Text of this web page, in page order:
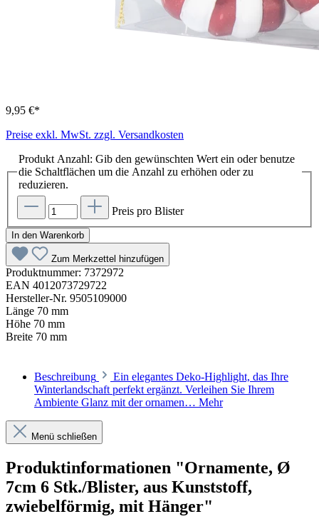
9,95 €*
Preise exkl. MwSt. zzgl. Versandkosten
Produkt Anzahl: Gib den gewünschten Wert ein oder benutze
die Schaltflächen um die Anzahl zu erhöhen oder zu
reduzieren.
Preis pro Blister
In den Warenkorb
Zum Merkzettel hinzufügen
Produktnummer: 7372972
EAN 4012073729722
Hersteller-Nr. 9505109000
Länge 70 mm
Höhe 70 mm
Breite 70 mm
Beschreibung
Ein elegantes Deko-Highlight, das Ihre
Winterlandschaft perfekt ergänzt. Verleihen Sie Ihrem
Ambiente Glanz mit der ornamen… Mehr
Menü schließen
Produktinformationen "Ornamente, Ø
7cm 6 Stk./Blister, aus Kunststoff,
zwiebelförmig, mit Hänger"